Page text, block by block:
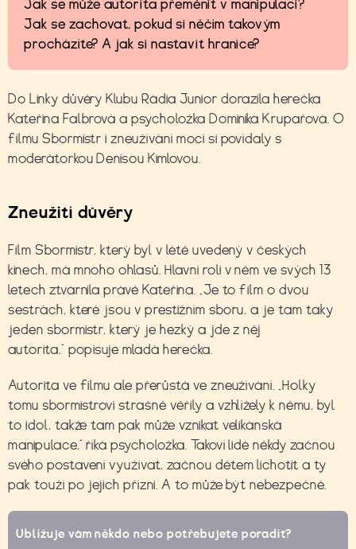
Jak se může autorita přeměnit v manipulaci?
Jak se zachovat, pokud si něčím takovým
procházíte? A jak si nastavit hranice?
Do Linky důvěry Klubu Rádia Junior dorazila herečka
Kateřina Falbrová a psycholožka Dominika Krupařová. O
filmu Sbormistr i zneužívání moci si povídaly s
moderátorkou Denisou Kimlovou.
Zneužití důvěry
Film Sbormistr, který byl v létě uvedený v českých
kinech, má mnoho ohlasů. Hlavní roli v něm ve svých 13
letech ztvárnila právě Kateřina. „Je to film o dvou
sestrách, které jsou v prestižním sboru, a je tam taky
jeden sbormistr, který je hezký a jde z něj
autorita,“ popisuje mladá herečka.
Autorita ve filmu ale přerůstá ve zneužívání. „Holky
tomu sbormistrovi strašně věřily a vzhlížely k němu, byl
to idol, takže tam pak může vznikat velikánská
manipulace,“ říká psycholožka. Takoví lidé někdy začnou
svého postavení využívat, začnou dětem lichotit a ty
pak touží po jejich přízni. A to může být nebezpečné.
Ubližuje vám někdo nebo potřebujete poradit?